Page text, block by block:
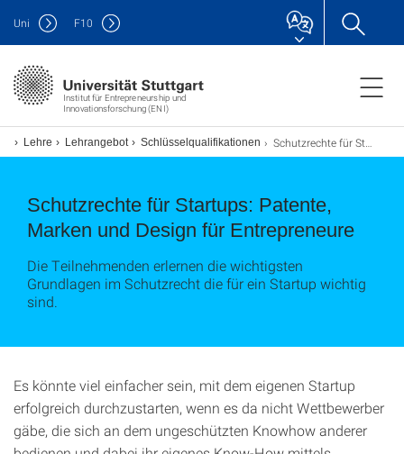
Institut für Entrepreneurship und
Innovationsforschung (ENI)
Uni F10
Lehre Lehrangebot Schlüsselqualifikationen Schutzrechte für Startups: Patente, Marken und Designs für Entreprenuere
Schutzrechte für Startups: Patente,
Marken und Design für Entrepreneure
Die Teilnehmenden erlernen die wichtigsten
Grundlagen im Schutzrecht die für ein Startup wichtig
sind.
Es könnte viel einfacher sein, mit dem eigenen Startup
erfolgreich durchzustarten, wenn es da nicht Wettbewerber
gäbe, die sich an dem ungeschützten Knowhow anderer